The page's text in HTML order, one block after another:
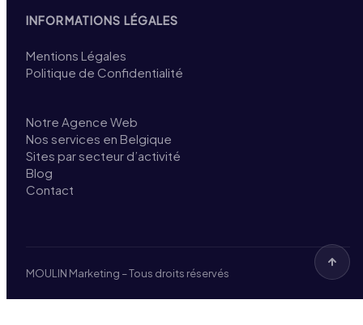
INFORMATIONS LÉGALES
Mentions Légales
Politique de Confidentialité
Notre Agence Web
Nos services en Belgique
Sites par secteur d’activité
Blog
Contact
MOULIN Marketing – Tous droits réservés